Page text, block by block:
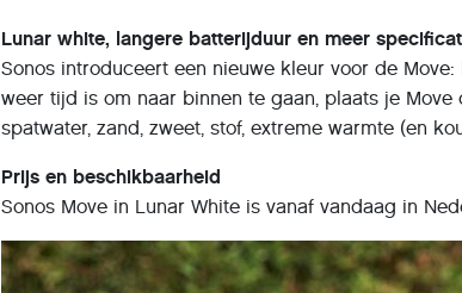
Lunar white, langere batterijduur en meer
Sonos introduceert een nieuwe kleur voor de
weer tijd is om naar binnen te gaan, plaats je
spatwater, zand, zweet, stof, extreme warmte (en
Prijs en beschikbaarheid
Sonos Move in Lunar White is vanaf vandaag in